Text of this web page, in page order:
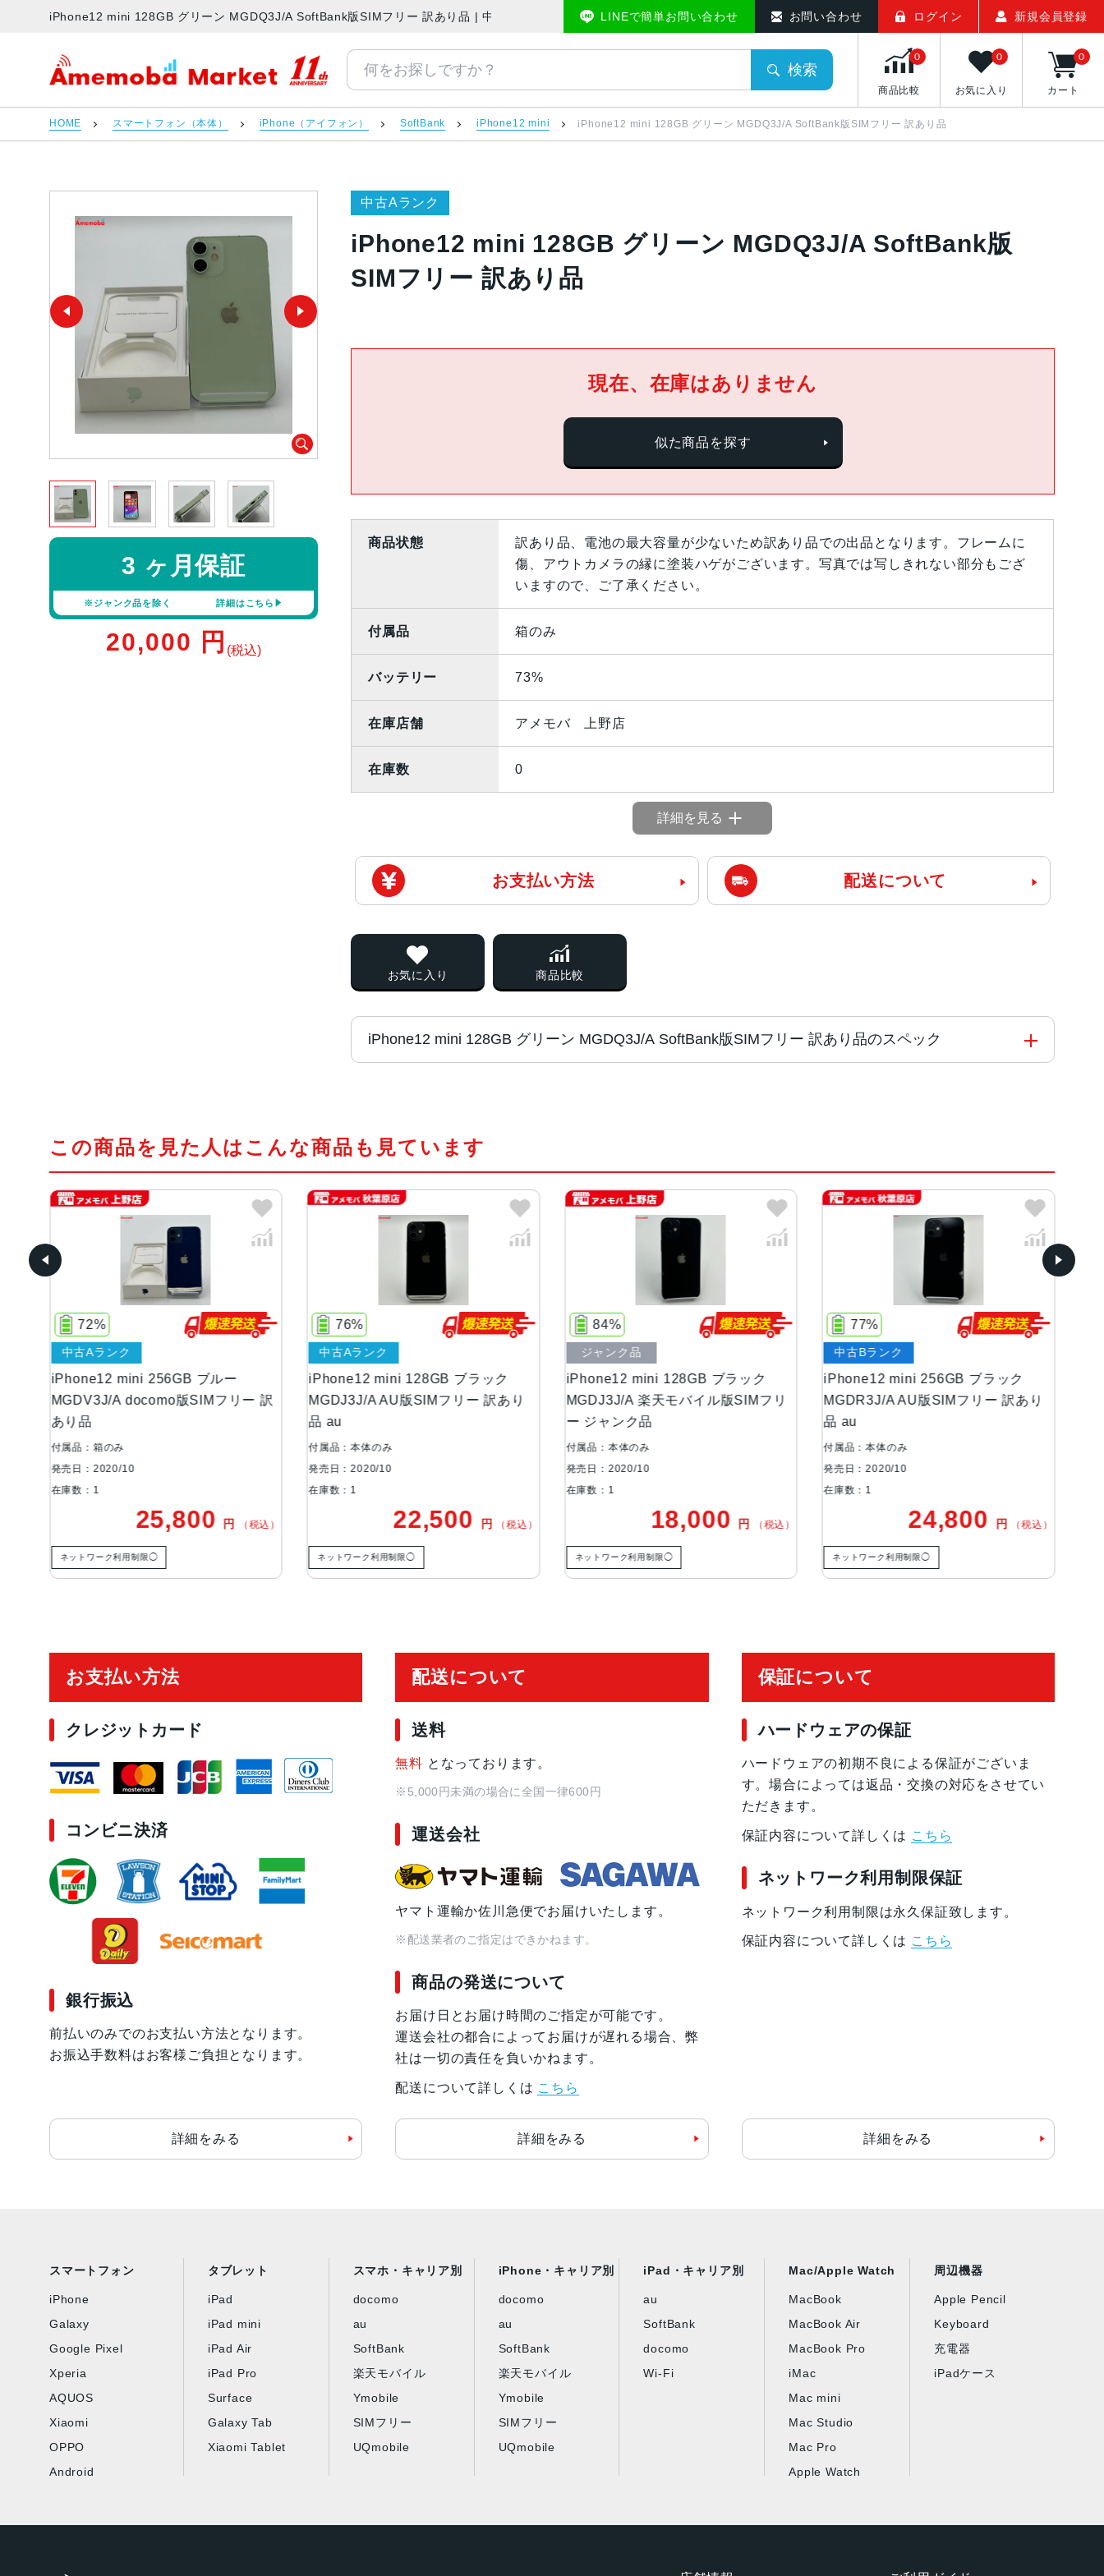
iPhone12 mini 128GB グリーン MGDQ3J/A SoftBank版SIMフリー 訳あり品 | 中古スマホ販売のアメモバマーケット
LINEで簡単お問い合わせ お問い合わせ ログイン 新規会員登録
アメモバマーケット
検索
商品比較
0
お気に入り
0
カート
0
HOME スマートフォン（本体） iPhone（アイフォン） SoftBank iPhone12 mini iPhone12 mini 128GB グリーン MGDQ3J/A SoftBank版SIMフリー 訳あり品
中古Aランク
iPhone12 mini 128GB グリーン MGDQ3J/A SoftBank版
SIMフリー 訳あり品
3 ヶ月保証
※ジャンク品を除く 詳細はこちら
20,000 円 (税込)
現在、在庫はありません
似た商品を探す
商品状態
訳あり品、電池の最大容量が少ないため訳あり品での出品となります。フレームに
傷、アウトカメラの縁に塗装ハゲがございます。写真では写しきれない部分もござ
いますので、ご了承ください。
付属品 箱のみ
バッテリー 73%
在庫店舗 アメモバ 上野店
在庫数 0
詳細を見る
お支払い方法 配送について
お気に入り 商品比較
iPhone12 mini 128GB グリーン MGDQ3J/A SoftBank版SIMフリー 訳あり品のスペック
発売日
質量 133g
画面解像度 2340 X 1080
ストレージ容量 64GB, 128GB, 256GB
本体素材 アルミニウム, ガラス
代
CDMA方式, GSM方式
レンズ数 デュアルレンズ
保護 耐指紋撥油コーティング, 防塵, 防水, 防滴
認証機能 顔認証
搭載センサー
ジャイロセンサー, デジタルコンパス, 加速度計, 周囲光センサー, 気圧センサー, 近
SIMスロット数 シングルSIM+eSIM
前面カメラ解像度 1,200万画素
この商品を見た人はこんな商品も見ています
ブルー
版SIMフリー 訳
iPhone12 mini 128GB ブラック
MGDJ3J/A AU版SIMフリー 訳あり
76%
22,500
ネットワーク利用制限◯
iPhone12 mini 128GB ブラック
MGDJ3J/A 楽天モバイル版SIMフリ
84%
18,000
ネットワーク利用制限◯
iPhone12 mini 256GB ブラック
MGDR3J/A AU版SIMフリー 訳あり
77%
24,800
ネットワーク利用制限◯
iPhone12 mini 64GB ブルー
MGAP3J/A 楽天モバイル版
75%
15,000
ネットワーク利用制限◯
お支払い方法
クレジットカード
コンビニ決済
銀行振込
前払いのみでのお支払い方法となります。
お振込手数料はお客様ご負担となります。
詳細をみる
配送について
送料
無料 となっております。
※5,000円未満の場合に全国一律600円
運送会社
ヤマト運輸か佐川急便でお届けいたします。
※配送業者のご指定はできかねます。
商品の発送について
お届け日とお届け時間のご指定が可能です。
運送会社の都合によってお届けが遅れる場合、弊
社は一切の責任を負いかねます。
配送について詳しくは こちら
詳細をみる
保証について
ハードウェアの保証
ハードウェアの初期不良による保証がございま
す。場合によっては返品・交換の対応をさせてい
ただきます。
保証内容について詳しくは こちら
ネットワーク利用制限保証
ネットワーク利用制限は永久保証致します。
保証内容について詳しくは こちら
詳細をみる
スマートフォン
iPhone
Galaxy
Google Pixel
Xperia
AQUOS
Xiaomi
OPPO
Android
タブレット
iPad
iPad mini
iPad Air
iPad Pro
Surface
Galaxy Tab
Xiaomi Tablet
スマホ・キャリア別
docomo
au
SoftBank
楽天モバイル
Ymobile
SIMフリー
UQmobile
iPhone・キャリア別
docomo
au
SoftBank
楽天モバイル
Ymobile
SIMフリー
UQmobile
iPad・キャリア別
au
SoftBank
docomo
Wi-Fi
Mac/Apple Watch
MacBook
MacBook Air
MacBook Pro
iMac
Mac mini
Mac Studio
Mac Pro
Apple Watch
周辺機器
Apple Pencil
Keyboard
充電器
iPadケース